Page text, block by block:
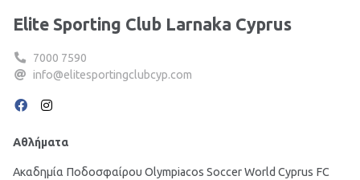
Elite Sporting Club Larnaka Cyprus
7000 7590
info@elitesportingclubcyp.com
Αθλήματα
Ακαδημία Ποδοσφαίρου Olympiacos Soccer World Cyprus FC